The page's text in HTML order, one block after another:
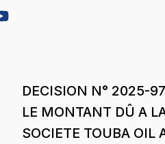
DECISION N° 2025-
LE MONTANT DÛ A
SOCIETE TOUBA OIL